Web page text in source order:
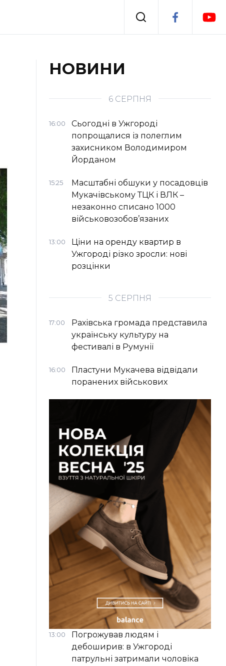
Події
НОВИНИ
6 СЕРПНЯ
16:00
Сьогодні в Ужгороді
попрощалися із полеглим
захисником Володимиром
Йорданом
15:25
Масштабні обшуки у посадовців
Мукачівському ТЦК і ВЛК –
незаконно списано 1000
військовозобов’язаних
13:00
Ціни на оренду квартир в
Ужгороді різко зросли: нові
розцінки
5 СЕРПНЯ
17:00
Рахівська громада представила
українську культуру на
фестивалі в Румунії
16:00
Пластуни Мукачева відвідали
поранених військових
13:00
Погрожував людям і
дебоширив: в Ужгороді
патрульні затримали чоловіка